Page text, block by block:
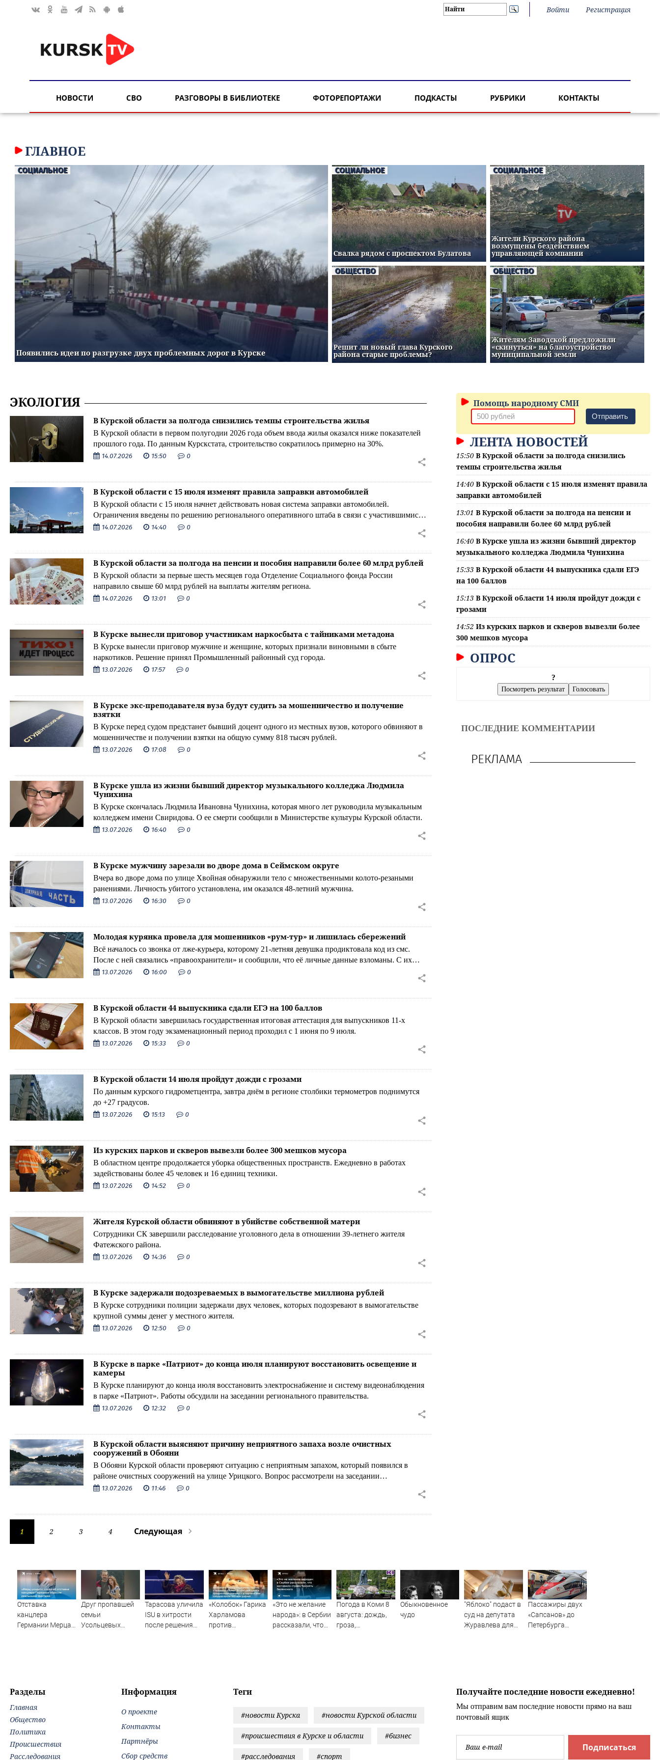
Войти Регистрация
НОВОСТИ СВО РАЗГОВОРЫ В БИБЛИОТЕКЕ ФОТОРЕПОРТАЖИ ПОДКАСТЫ РУБРИКИ КОНТАКТЫ
ГЛАВНОЕ
СОЦИАЛЬНОЕ
Появились идеи по разгрузке двух проблемных дорог в Курске
СОЦИАЛЬНОЕ
Свалка рядом с проспектом Булатова
ОБЩЕСТВО
Решит ли новый глава Курского
района старые проблемы?
СОЦИАЛЬНОЕ
Жители Курского района
возмущены бездействием
управляющей компании
ОБЩЕСТВО
Жителям Заводской предложили
«скинуться» на благоустройство
муниципальной земли
ЭКОЛОГИЯ
В Курской области за полгода снизились темпы строительства жилья
В Курской области в первом полугодии 2026 года объем ввода жилья оказался ниже показателей
прошлого года. По данным Курскстата, строительство сократилось примерно на 30%.
14.07.2026 15:50 0
В Курской области с 15 июля изменят правила заправки автомобилей
В Курской области с 15 июля начнет действовать новая система заправки автомобилей.
Ограничения введены по решению регионального оперативного штаба в связи с участившимися
атаками на автозаправочные станции.
14.07.2026 14:40 0
В Курской области за полгода на пенсии и пособия направили более 60 млрд рублей
В Курской области за первые шесть месяцев года Отделение Социального фонда России
направило свыше 60 млрд рублей на выплаты жителям региона.
14.07.2026 13:01 0
В Курске вынесли приговор участникам наркосбыта с тайниками метадона
В Курске вынесли приговор мужчине и женщине, которых признали виновными в сбыте
наркотиков. Решение принял Промышленный районный суд города.
13.07.2026 17:57 0
В Курске экс-преподавателя вуза будут судить за мошенничество и получение
взятки
В Курске перед судом предстанет бывший доцент одного из местных вузов, которого обвиняют в
мошенничестве и получении взятки на общую сумму 818 тысяч рублей.
13.07.2026 17:08 0
В Курске ушла из жизни бывший директор музыкального колледжа Людмила
Чунихина
В Курске скончалась Людмила Ивановна Чунихина, которая много лет руководила музыкальным
колледжем имени Свиридова. О ее смерти сообщили в Министерстве культуры Курской области.
13.07.2026 16:40 0
В Курске мужчину зарезали во дворе дома в Сеймском округе
Вчера во дворе дома по улице Хвойная обнаружили тело с множественными колото-резаными
ранениями. Личность убитого установлена, им оказался 48-летний мужчина.
13.07.2026 16:30 0
Молодая курянка провела для мошенников «рум-тур» и лишилась сбережений
Всё началось со звонка от лже-курьера, которому 21-летняя девушка продиктовала код из смс.
После с ней связались «правоохранители» и сообщили, что её личные данные взломаны. С их
помощью неизвестные якобы взяли на курянку несколько кредитов, которые приведут её на
13.07.2026 16:00 0
В Курской области 44 выпускника сдали ЕГЭ на 100 баллов
В Курской области завершилась государственная итоговая аттестация для выпускников 11-х
классов. В этом году экзаменационный период проходил с 1 июня по 9 июля.
13.07.2026 15:33 0
В Курской области 14 июля пройдут дожди с грозами
По данным курского гидрометцентра, завтра днём в регионе столбики термометров поднимутся
до +27 градусов.
13.07.2026 15:13 0
Из курских парков и скверов вывезли более 300 мешков мусора
В областном центре продолжается уборка общественных пространств. Ежедневно в работах
задействованы более 45 человек и 16 единиц техники.
13.07.2026 14:52 0
Жителя Курской области обвиняют в убийстве собственной матери
Сотрудники СК завершили расследование уголовного дела в отношении 39-летнего жителя
Фатежского района.
13.07.2026 14:36 0
В Курске задержали подозреваемых в вымогательстве миллиона рублей
В Курске сотрудники полиции задержали двух человек, которых подозревают в вымогательстве
крупной суммы денег у местного жителя.
13.07.2026 12:50 0
В Курске в парке «Патриот» до конца июля планируют восстановить освещение и
камеры
В Курске планируют до конца июля восстановить электроснабжение и систему видеонаблюдения
в парке «Патриот». Работы обсудили на заседании регионального правительства.
13.07.2026 12:32 0
В Курской области выясняют причину неприятного запаха возле очистных
сооружений в Обояни
В Обояни Курской области проверяют ситуацию с неприятным запахом, который появился в
районе очистных сооружений на улице Урицкого. Вопрос рассмотрели на заседании
регионального правительства.
13.07.2026 11:46 0
1 2 3 4 Следующая
Помощь народному СМИ
Отправить
ЛЕНТА НОВОСТЕЙ
15:50 В Курской области за полгода снизились
темпы строительства жилья
14:40 В Курской области с 15 июля изменят правила
заправки автомобилей
13:01 В Курской области за полгода на пенсии и
пособия направили более 60 млрд рублей
16:40 В Курске ушла из жизни бывший директор
музыкального колледжа Людмила Чунихина
15:33 В Курской области 44 выпускника сдали ЕГЭ
на 100 баллов
15:13 В Курской области 14 июля пройдут дожди с
грозами
14:52 Из курских парков и скверов вывезли более
300 мешков мусора
ОПРОС
?
ПОСЛЕДНИЕ КОММЕНТАРИИ
РЕКЛАМА
Отставка
канцлера
Германии Мерца:
Друг пропавшей
семьи
Усольцевых
Тарасова уличила
ISU в хитрости
после решения
«Колобок» Гарика
Харламова
против
100 млн рублей
«Это не желание
народа»: в Сербии
рассказали, что
Погода в Коми 8
августа: дождь,
гроза,
Обыкновенное
чудо
"Яблоко" подаст в
суд на депутата
Журавлева для
Пассажиры двух
«Сапсанов» до
Петербурга
Получайте последние новости ежедневно!
Мы отправим вам последние новости прямо на ваш
почтовый ящик
Подписаться
Теги
#новости Курска #новости Курской области
#происшествия в Курске и области #бизнес
#расследования #спорт
Разделы
Главная
Общество
Политика
Происшествия
Расследования
Информация
О проекте
Контакты
Партнёры
Сбор средств